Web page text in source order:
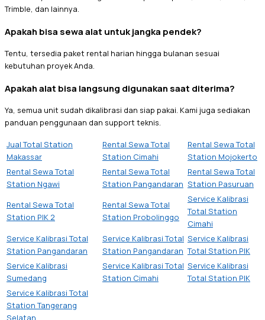
Trimble, dan lainnya.
Apakah bisa sewa alat untuk jangka pendek?
Tentu, tersedia paket rental harian hingga bulanan sesuai
kebutuhan proyek Anda.
Apakah alat bisa langsung digunakan saat diterima?
Ya, semua unit sudah dikalibrasi dan siap pakai. Kami juga sediakan
panduan penggunaan dan support teknis.
Jual Total Station
Makassar
Rental Sewa Total
Station Cimahi
Rental Sewa Total
Station Mojokerto
Rental Sewa Total
Station Ngawi
Rental Sewa Total
Station Pangandaran
Rental Sewa Total
Station Pasuruan
Rental Sewa Total
Station PIK 2
Rental Sewa Total
Station Probolinggo
Service Kalibrasi
Total Station
Cimahi
Service Kalibrasi Total
Station Pangandaran
Service Kalibrasi Total
Station Pangandaran
Service Kalibrasi
Total Station PIK
Service Kalibrasi
Sumedang
Service Kalibrasi Total
Station Cimahi
Service Kalibrasi
Total Station PIK
Service Kalibrasi Total
Station Tangerang
Selatan